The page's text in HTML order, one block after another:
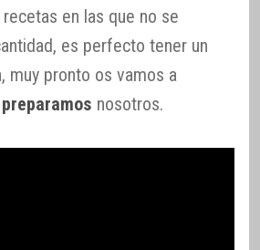
en las que no se
es perfecto tener un
muy pronto os vamos a
nosotros.